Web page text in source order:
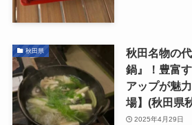
秋田県
秋田名物の
鍋』！豊富
アップが魅
場】(秋田県
2025年4月29日